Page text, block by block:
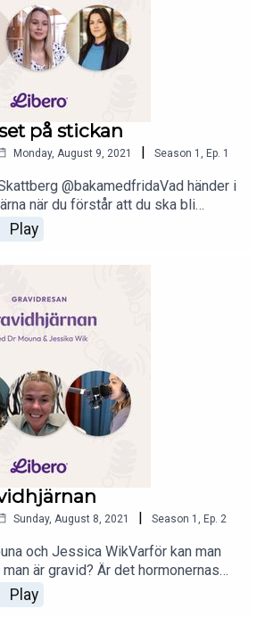
Showbonden Susanna
på stickan
Monday, August 9, 2021 | Season 1 Ep. 1
@bakamedfridaVad händer i
när du förstår att du ska bli
är egentligen psykologiska
Och hur hanterar man känslorna
- göra när man blir gravid? Vi
stickspår och hör om hur det är att
att vara beredd.
Play
Sunday, August 8, 2021 | Season 1 Ep. 2
och Jessica WikVarför kan man
är gravid? Är det hormonernas
man huvudet kallt när hjärnan är
pratar vi med hjärnforskaren Dr
Play